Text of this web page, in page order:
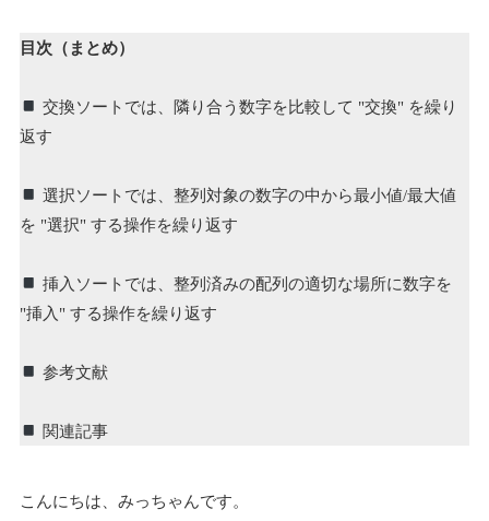
目次（まとめ）
交換ソートでは、隣り合う数字を比較して "交換" を繰り
返す
選択ソートでは、整列対象の数字の中から最小値/最大値
を "選択" する操作を繰り返す
挿入ソートでは、整列済みの配列の適切な場所に数字を
"挿入" する操作を繰り返す
参考文献
関連記事
こんにちは、みっちゃんです。